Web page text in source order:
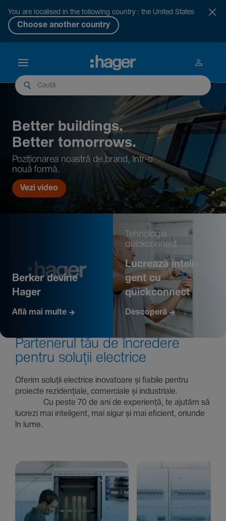
You are localised in the following country : the United States
Choose another country
Better buil­dings.
Better tomor­rows.
Pozi­țio­narea noastră de brand, într-o
nouă formă.
Vezi video
Berker devine
Hager
Află mai multe
Tehno­logia
quickconnect
Lucrează inte­li­
gent cu
quickconnect
Descoperă
Parte­nerul tău de încre­dere
pentru soluții electrice
Oferim soluții electrice inova­toare și fiabile pentru
proiecte rezi­den­țiale, comer­ciale și indus­triale.
Cu peste 70 de ani de expe­riență, te ajutăm să
lucrezi mai inte­li­gent, mai sigur și mai eficient, oriunde
în lume.